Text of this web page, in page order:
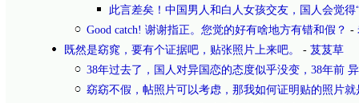
此言差矣！中国男人和白人女孩交友，国人会觉得
Good catch! 谢谢指正。您觉的好有啥地方有错和假？ -
既然是窈窕，要有个证据吧，贴张照片上来吧。
- 芨芨草
38年过去了，国人对异国恋的态度似乎没变，38年前
窈窈不假，帖照片可以考虑，那我如何证明贴的照片